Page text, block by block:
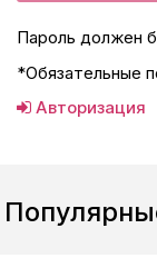
Пароль должен
*Обязательные
Авторизация